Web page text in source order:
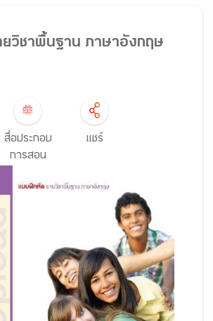
วิชาพื้นฐาน ภาษาอังกฤษ
สื่อประกอบ
การสอน
แชร์